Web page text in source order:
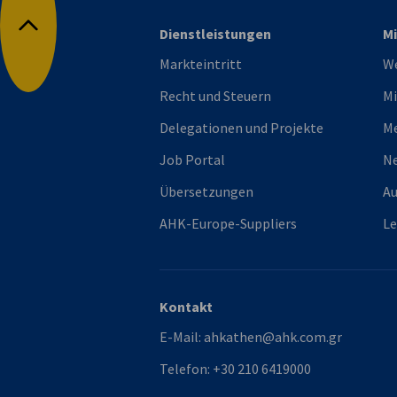
Nach oben
Dienstleistungen
Markteintritt
Recht und Steuern
Delegationen und Projekte
Job Portal
Übersetzungen
AHK-Europe-Suppliers
Kontakt
E-Mail: ahkathen@ahk.com.gr
Telefon: +30 210 6419000